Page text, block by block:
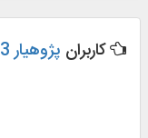
کاربران پژوهیار 3